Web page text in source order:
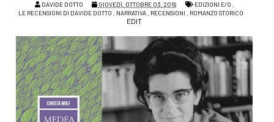
DAVIDE DOTTO GIOVEDÌ, OTTOBRE 03, 2019 EDIZIONI E/O ,
LE RECENSIONI DI DAVIDE DOTTO , NARRATIVA, RECENSIONI , ROMANZO STORICO
EDIT